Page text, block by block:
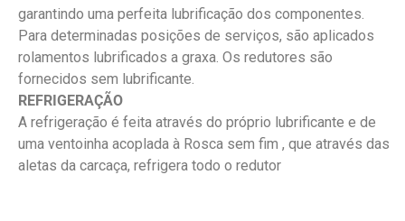
garantindo uma perfeita lubrificação dos componentes.
Para determinadas posições de serviços, são aplicados
rolamentos lubrificados a graxa. Os redutores são
fornecidos sem lubrificante.
REFRIGERAÇÃO
A refrigeração é feita através do próprio lubrificante e de
uma ventoinha acoplada à Rosca sem fim , que através das
aletas da carcaça, refrigera todo o redutor